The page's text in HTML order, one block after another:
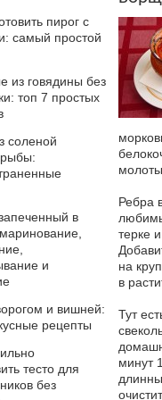
Ребра
терке
на
в
Тут
минут
пирог с
самый простой
из говядины без
топ 7 простых
соленой
рыбы:
в
и
и вишней:
рецепты
тесто для
без